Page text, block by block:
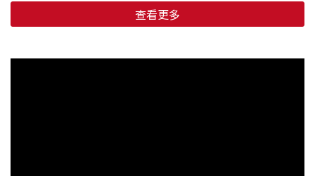
查看更多